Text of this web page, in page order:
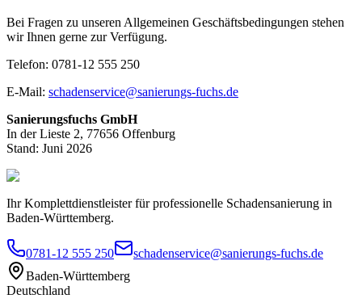
Bei Fragen zu unseren Allgemeinen Geschäftsbedingungen stehen
wir Ihnen gerne zur Verfügung.
Telefon: 0781-12 555 250
E-Mail: schadenservice@sanierungs-fuchs.de
Sanierungsfuchs GmbH
In der Lieste 2, 77656 Offenburg
Stand: Juni 2026
Ihr Komplettdienstleister für professionelle Schadensanierung in
Baden-Württemberg.
0781-12 555 250
schadenservice@sanierungs-fuchs.de
Baden-Württemberg
Deutschland